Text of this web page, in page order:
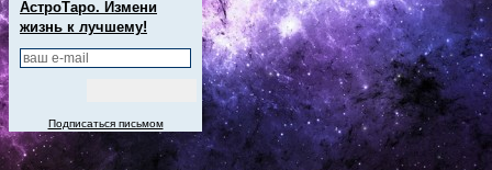
АстроТаро. Измени
жизнь к лучшему!
Подписаться письмом